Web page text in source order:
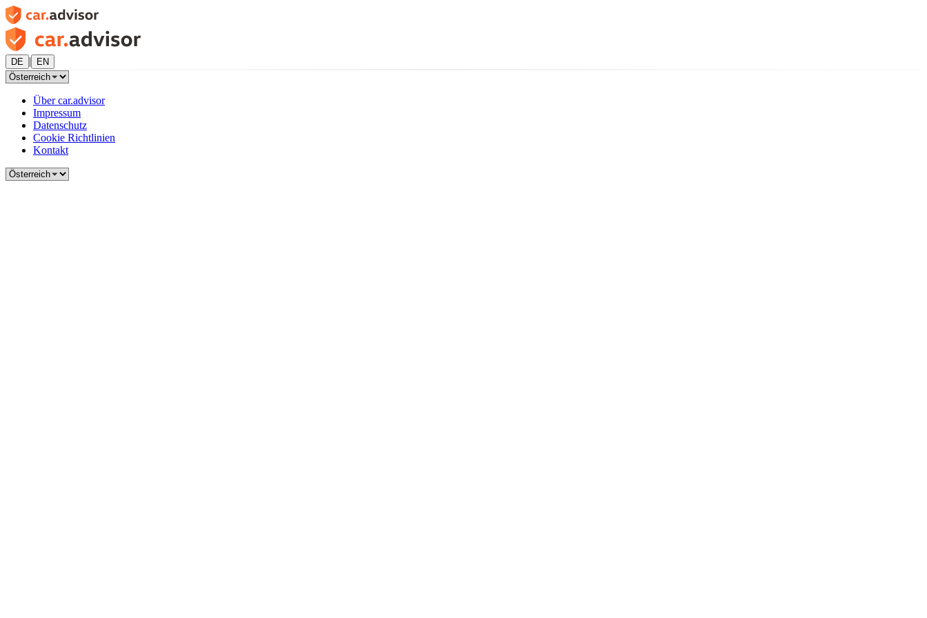
DE | EN
Über car.advisor
Impressum
Datenschutz
Cookie Richtlinien
Kontakt